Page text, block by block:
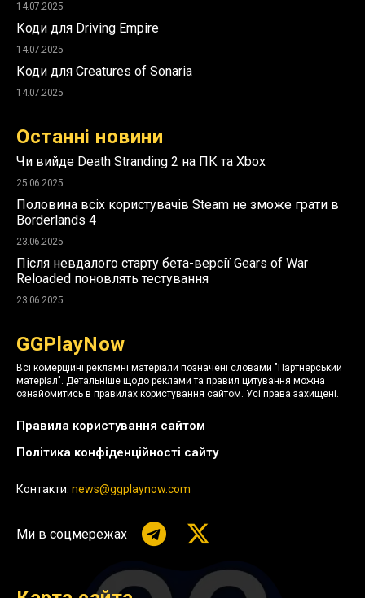
14.07.2025
Коди для Driving Empire
14.07.2025
Коди для Creatures of Sonaria
14.07.2025
Останні новини
Чи вийде Death Stranding 2 на ПК та Xbox
25.06.2025
Половина всіх користувачів Steam не зможе грати в
Borderlands 4
23.06.2025
Після невдалого старту бета-версії Gears of War
Reloaded поновлять тестування
23.06.2025
GGPlayNow
Всі комерційні рекламні матеріали позначені словами "Партнерський
матеріал". Детальніше щодо реклами та правил цитування можна
ознайомитись в правилах користування сайтом. Усі права захищені.
Правила користування сайтом
Політика конфіденційності сайту
Контакти: news@ggplaynow.com
Ми в соцмережах